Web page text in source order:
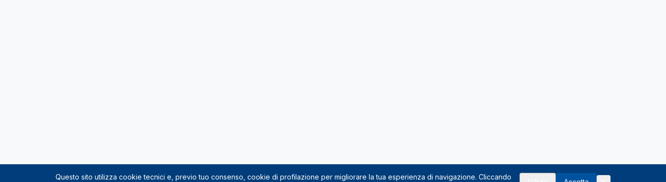
Questo sito utilizza cookie tecnici e, previo tuo consenso, cookie di profilazione per migliorare la tua esperienza di navigazione. Cliccando